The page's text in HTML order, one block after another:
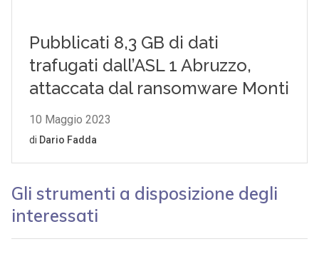
Gli strumenti a disposizione degli
interessati